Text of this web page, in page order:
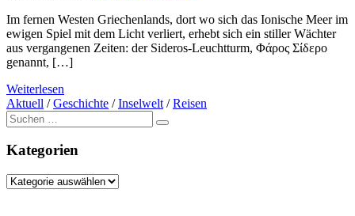
Im fernen Westen Griechenlands, dort wo sich das Ionische Meer im
ewigen Spiel mit dem Licht verliert, erhebt sich ein stiller Wächter
aus vergangenen Zeiten: der Sideros-Leuchtturm, Φάρος Σίδερο
genannt, […]
Weiterlesen
Aktuell /Geschichte /Inselwelt /Reisen
Suche
nach:
Kategorien
Kategorien